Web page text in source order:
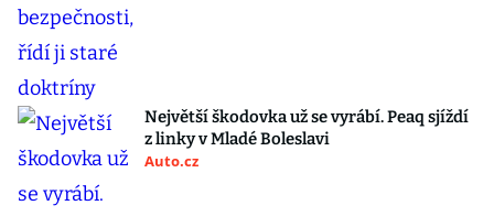
Největší škodovka už se vyrábí. Peaq sjíždí
z linky v Mladé Boleslavi
Auto.cz